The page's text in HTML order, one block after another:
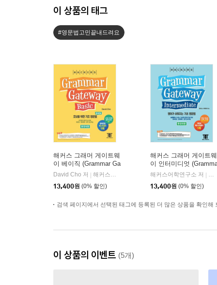
이 상품의 태그
#영문법고민끝내드려요
해커스 그래머 게이트웨
이 베이직 (Grammar Ga
teway Basic)
David Cho 저 | 해커스어학연구소
13,400원 (0% 할인)
해커스 그래머 게이트웨
이 인터미디엇
r Gateway Intermediate)
해커스어학연구소 저 |
13,400원 (0% 할인)
검색 페이지에서 선택된 태그에 등록된 더 많은 상품을 확인해
이 상품의 이벤트 (5개)